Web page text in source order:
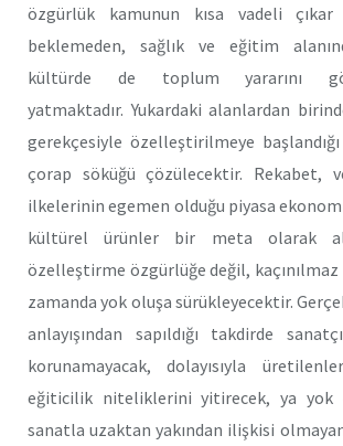
özgürlük kamunun kısa vadeli
beklemeden, sağlık ve eğitim
kültürde de toplum yararını
yatmaktadır. Yukardaki alanlardan
gerekçesiyle özelleştirilmeye
çorap söküğü çözülecektir. Rekabet,
ilkelerinin egemen olduğu piyasa
kültürel ürünler bir meta olarak
özelleştirme özgürlüğe değil, kaçınılmaz
zamanda yok oluşa sürükleyecektir.
anlayışından sapıldığı takdirde
korunamayacak, dolayısıyla
eğiticilik niteliklerini yitirecek, ya yok
sanatla uzaktan yakından ilişkisi